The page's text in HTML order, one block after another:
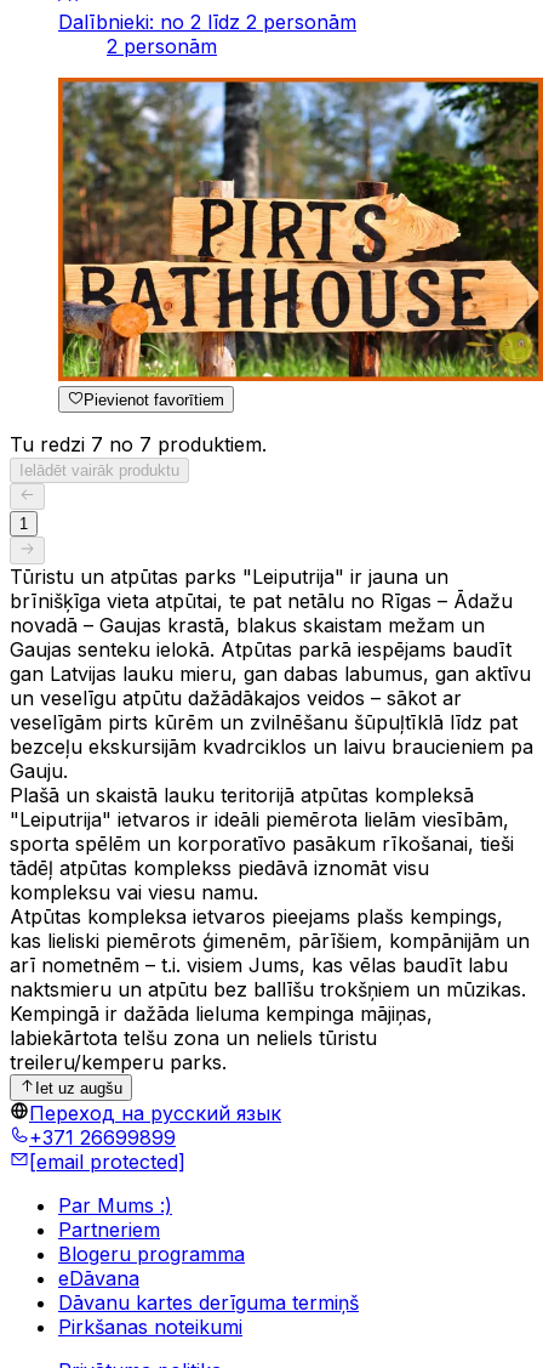
Dalībnieki: no 2 līdz 2 personām
2 personām
Pievienot favorītiem
Tu redzi 7 no 7 produktiem.
Ielādēt vairāk produktu
1
Tūristu un atpūtas parks "Leiputrija" ir jauna un
brīnišķīga vieta atpūtai, te pat netālu no Rīgas – Ādažu
novadā – Gaujas krastā, blakus skaistam mežam un
Gaujas senteku ielokā. Atpūtas parkā iespējams baudīt
gan Latvijas lauku mieru, gan dabas labumus, gan aktīvu
un veselīgu atpūtu dažādākajos veidos – sākot ar
veselīgām pirts kūrēm un zvilnēšanu šūpuļtīklā līdz pat
bezceļu ekskursijām kvadrciklos un laivu braucieniem pa
Gauju.
Plašā un skaistā lauku teritorijā atpūtas kompleksā
"Leiputrija" ietvaros ir ideāli piemērota lielām viesībām,
sporta spēlēm un korporatīvo pasākum rīkošanai, tieši
tādēļ atpūtas komplekss piedāvā iznomāt visu
kompleksu vai viesu namu.
Atpūtas kompleksa ietvaros pieejams plašs kempings,
kas lieliski piemērots ģimenēm, pārīšiem, kompānijām un
arī nometnēm – t.i. visiem Jums, kas vēlas baudīt labu
naktsmieru un atpūtu bez ballīšu trokšņiem un mūzikas.
Kempingā ir dažāda lieluma kempinga mājiņas,
labiekārtota telšu zona un neliels tūristu
treileru/kemperu parks.
Iet uz augšu
Переход на русский язык
+371 26699899
[email protected]
Par Mums :)
Partneriem
Blogeru programma
eDāvana
Dāvanu kartes derīguma termiņš
Pirkšanas noteikumi